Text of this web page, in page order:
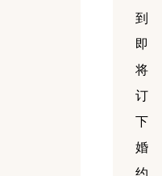
到
即
将
订
下
婚
约，